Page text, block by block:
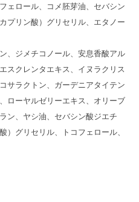
ェロール、コメ胚芽油、セバシン
プリン酸）グリセリル、エタノー
、ジメチコノール、安息香酸アル
スクレンタエキス、イヌラクリス
サラクトン、ガーデニアタイテン
ローヤルゼリーエキス、オリーブ
ン、ヤシ油、セバシン酸ジエチ
グリセリル、トコフェロール、